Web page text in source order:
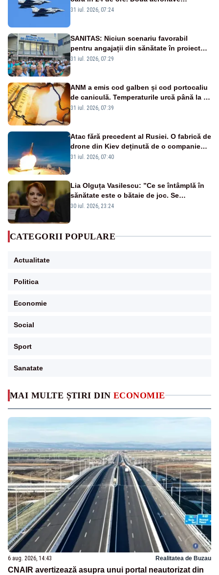
MAI MULTE ȘTIRI DIN ECONOMIE
6 aug. 2026, 14:43 Realitatea de Buzau
CNAIR avertizează asupra unui portal neautorizat din
Eurofighter britanice au fost ridicate de la
31 iul. 2026, 07:24
SANITAS: Niciun scenariu favorabil
pentru angajații din sănătate în proiectul
Legii salarizării
31 iul. 2026, 07:29
ANM a emis cod galben și cod portocaliu
de caniculă. Temperaturile urcă până la 38
de grade, iar nopțile devin tropicale
31 iul. 2026, 07:39
Atac fără precedent al Rusiei. O fabrică de
drone din Kiev deținută de o companie
americană, distrusă de o rachetă
31 iul. 2026, 07:40
Lia Olguța Vasilescu: ”Ce se întâmplă în
sănătate este o bătaie de joc. Se
guvernează extraordinar de prost”
30 iul. 2026, 23:24
CATEGORII POPULARE
Actualitate
Politica
Economie
Social
Sport
Sanatate